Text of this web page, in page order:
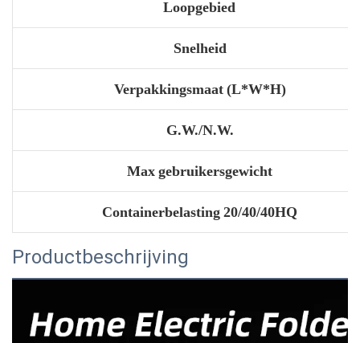
Loopgebied
Snelheid
Verpakkingsmaat (L*W*H)
G.W./N.W.
Max gebruikersgewicht
Containerbelasting 20/40/40HQ
Productbeschrijving